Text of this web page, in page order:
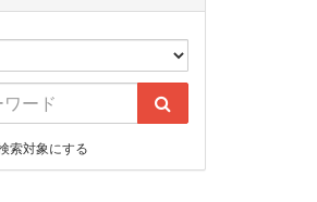
索対象にする